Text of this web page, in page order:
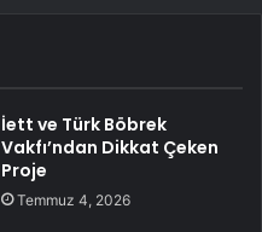
İett ve Türk Böbrek
Vakfı’ndan Dikkat Çeken
Proje
Temmuz 4, 2026